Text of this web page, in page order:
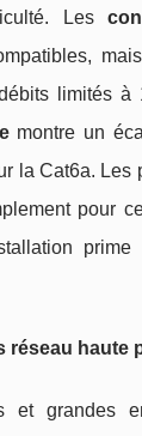
Les
limités à
montre un
la Cat6a. Les
pour
réseau haute
et grandes